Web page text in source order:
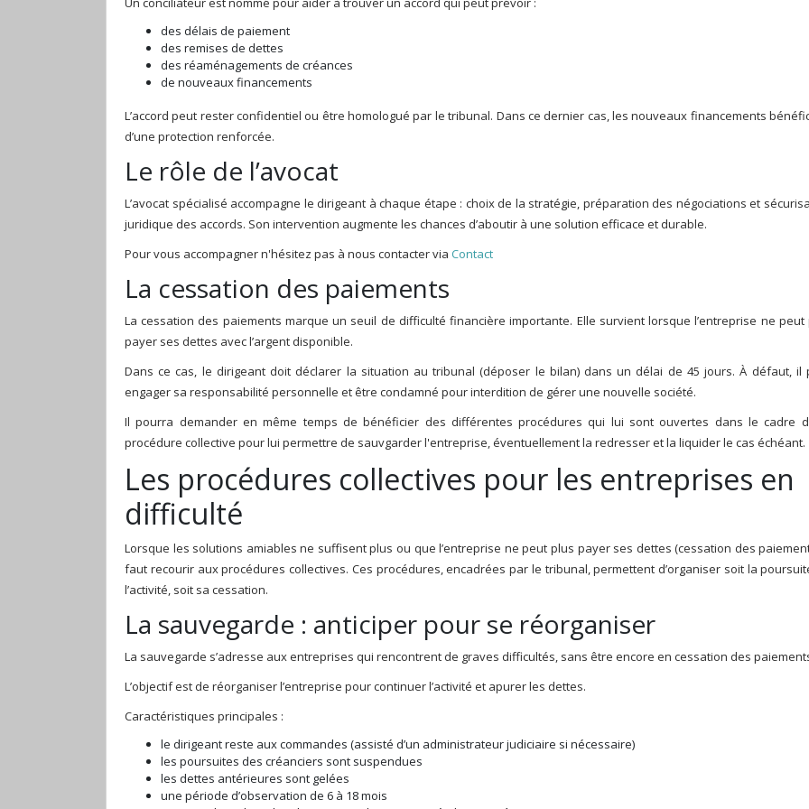
des délais de paiement
des remises de dettes
des réaménagements de créances
de nouveaux financements
L’accord peut rester confidentiel ou être homologué par le tribunal. Dans ce dernier cas, les nouveaux financements
d’une protection renforcée.
Le rôle de l’avocat
L’avocat spécialisé accompagne le dirigeant à chaque étape : choix de la stratégie, préparation des négociations et
juridique des accords. Son intervention augmente les chances d’aboutir à une solution efficace et durable.
Pour vous accompagner n'hésitez pas à nous contacter via Contact
La cessation des paiements
La cessation des paiements marque un seuil de difficulté financière importante. Elle survient lorsque l’entreprise ne peut
payer ses dettes avec l’argent disponible.
Dans ce cas, le dirigeant doit déclarer la situation au tribunal (déposer le bilan) dans un délai de 45 jours. À défaut, il
engager sa responsabilité personnelle et être condamné pour interdition de gérer une nouvelle société.
Il pourra demander en même temps de bénéficier des différentes procédures qui lui sont ouvertes dans le cadre
procédure collective pour lui permettre de sauvgarder l'entreprise, éventuellement la redresser et la liquider le cas échéant.
Les procédures collectives pour les entreprises en
difficulté
Lorsque les solutions amiables ne suffisent plus ou que l’entreprise ne peut plus payer ses dettes (cessation des
faut recourir aux procédures collectives. Ces procédures, encadrées par le tribunal, permettent d’organiser soit la
l’activité, soit sa cessation.
La sauvegarde : anticiper pour se réorganiser
La sauvegarde s’adresse aux entreprises qui rencontrent de graves difficultés, sans être encore en cessation des
L’objectif est de réorganiser l’entreprise pour continuer l’activité et apurer les dettes.
Caractéristiques principales :
le dirigeant reste aux commandes (assisté d’un administrateur judiciaire si nécessaire)
les poursuites des créanciers sont suspendues
les dettes antérieures sont gelées
une période d’observation de 6 à 18 mois